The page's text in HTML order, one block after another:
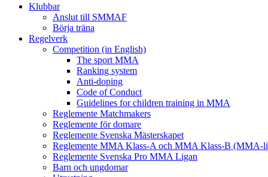
Klubbar
Anslut till SMMAF
Börja träna
Regelverk
Competition (in English)
The sport MMA
Ranking system
Anti-doping
Code of Conduct
Guidelines for children training in MMA
Reglemente Matchmakers
Reglemente för domare
Reglemente Svenska Mästerskapet
Reglemente MMA Klass-A och MMA Klass-B (MMA-
Reglemente Svenska Pro MMA Ligan
Barn och ungdomar